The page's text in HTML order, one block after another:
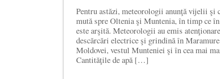
Pentru astăzi, meteorologii anunţă vijelii şi
mută spre Oltenia şi Muntenia, în timp ce
este arşită. Meteorologii au emis
descărcări electrice şi grindină în
Moldovei, vestul Munteniei şi în cea mai
Cantităţile de apă […]